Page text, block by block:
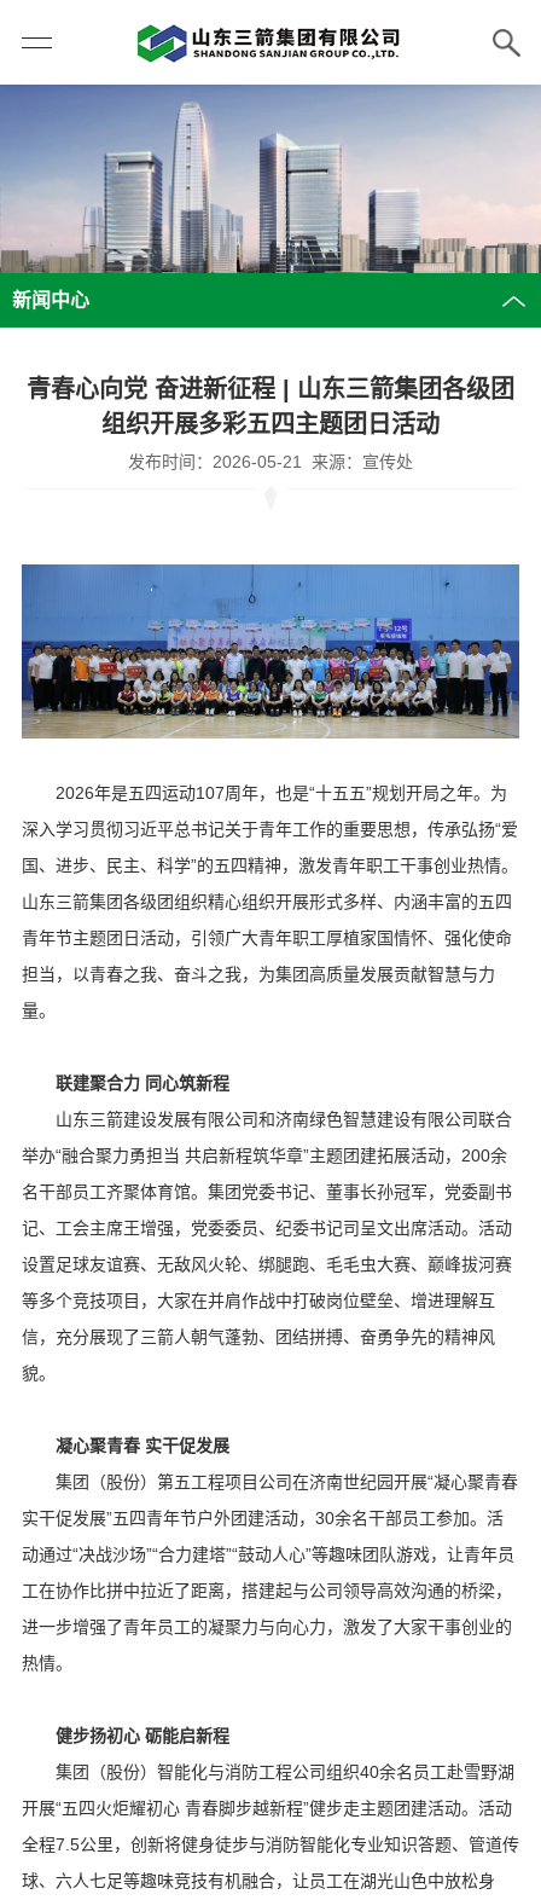
新闻中心
青春心向党 奋进新征程 | 山东三箭集团各级团
组织开展多彩五四主题团日活动
发布时间：2026-05-21 来源：宣传处
2026年是五四运动107周年，也是“十五五”规划开局之年。为
深入学习贯彻习近平总书记关于青年工作的重要思想，传承弘扬“爱
国、进步、民主、科学”的五四精神，激发青年职工干事创业热情。
山东三箭集团各级团组织精心组织开展形式多样、内涵丰富的五四
青年节主题团日活动，引领广大青年职工厚植家国情怀、强化使命
担当，以青春之我、奋斗之我，为集团高质量发展贡献智慧与力
量。
联建聚合力 同心筑新程
山东三箭建设发展有限公司和济南绿色智慧建设有限公司联合
举办“融合聚力勇担当 共启新程筑华章”主题团建拓展活动，200余
名干部员工齐聚体育馆。集团党委书记、董事长孙冠军，党委副书
记、工会主席王增强，党委委员、纪委书记司呈文出席活动。活动
设置足球友谊赛、无敌风火轮、绑腿跑、毛毛虫大赛、巅峰拔河赛
等多个竞技项目，大家在并肩作战中打破岗位壁垒、增进理解互
信，充分展现了三箭人朝气蓬勃、团结拼搏、奋勇争先的精神风
貌。
凝心聚青春 实干促发展
集团（股份）第五工程项目公司在济南世纪园开展“凝心聚青春
实干促发展”五四青年节户外团建活动，30余名干部员工参加。活
动通过“决战沙场”“合力建塔”“鼓动人心”等趣味团队游戏，让青年员
工在协作比拼中拉近了距离，搭建起与公司领导高效沟通的桥梁，
进一步增强了青年员工的凝聚力与向心力，激发了大家干事创业的
热情。
健步扬初心 砺能启新程
集团（股份）智能化与消防工程公司组织40余名员工赴雪野湖
开展“五四火炬耀初心 青春脚步越新程”健步走主题团建活动。活动
全程7.5公里，创新将健身徒步与消防智能化专业知识答题、管道传
球、六人七足等趣味竞技有机融合，让员工在湖光山色中放松身